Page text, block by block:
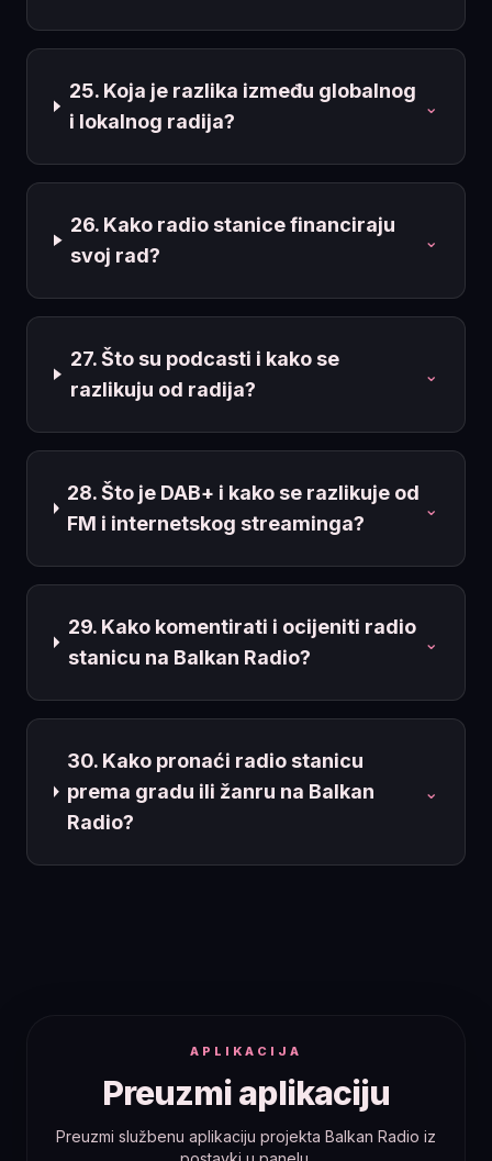
25. Koja je razlika između globalnog
i lokalnog radija?
⌄
26. Kako radio stanice financiraju
svoj rad?
⌄
27. Što su podcasti i kako se
razlikuju od radija?
⌄
28. Što je DAB+ i kako se razlikuje od
FM i internetskog streaminga?
⌄
29. Kako komentirati i ocijeniti radio
stanicu na Balkan Radio?
⌄
30. Kako pronaći radio stanicu
prema gradu ili žanru na Balkan
Radio?
⌄
APLIKACIJA
Preuzmi aplikaciju
Preuzmi službenu aplikaciju projekta Balkan Radio iz